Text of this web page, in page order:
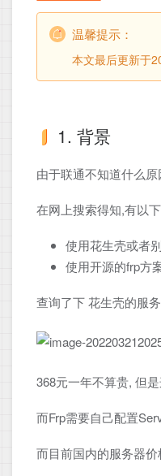
温馨提示：
本文最后更新于
1. 背景
由于联通不知道什么
在网上搜索得知,有以
使用花生壳或者
使用开源的frp方
查询了下 花生壳的服
368元一年不算贵, 但
而Frp需要自己配置
而目前国内的服务器